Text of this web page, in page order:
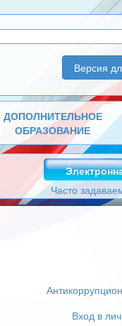
Версия
ДОПОЛНИТЕЛЬНОЕ
ОБРАЗОВАНИЕ
Часто
Вход в